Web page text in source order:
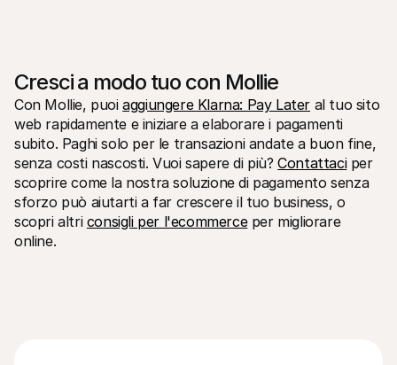
Cresci a modo tuo con Mollie
Con Mollie, puoi aggiungere Klarna: Pay Later al tuo sito
web rapidamente e iniziare a elaborare i pagamenti
subito. Paghi solo per le transazioni andate a buon fine,
senza costi nascosti. Vuoi sapere di più? Contattaci per
scoprire come la nostra soluzione di pagamento senza
sforzo può aiutarti a far crescere il tuo business, o
scopri altri consigli per l'ecommerce per migliorare
online.